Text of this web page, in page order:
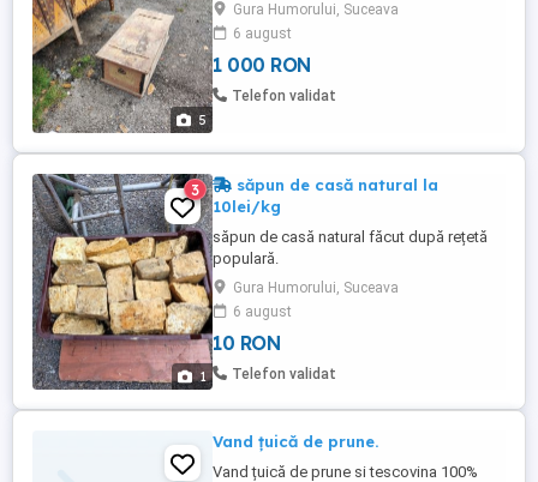
5
Gura Humorului, Suceava
6 august
1 000 RON
Telefon validat
1
3
săpun de casă natural la
10lei/kg
săpun de casă natural făcut după rețetă
populară.
Gura Humorului, Suceava
6 august
10 RON
Telefon validat
Vand țuică de prune.
Vand țuică de prune si tescovina 100%